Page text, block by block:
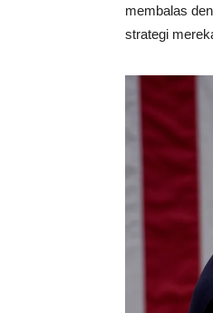
membalas
strategi